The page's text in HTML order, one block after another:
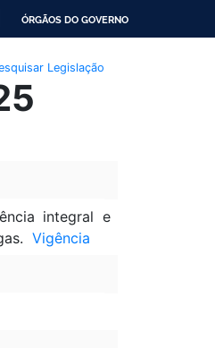
ÓRGÃOS DO GOVERNO
Legislação
integral e
Vigência